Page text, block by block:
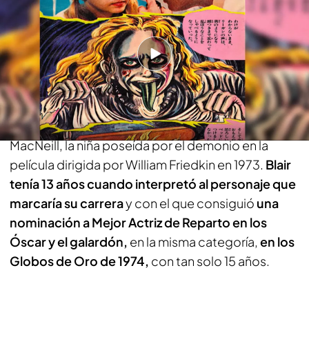
PUEDE INTERESARTE
Ocho curiosidades de la película 'El exorcista':
una revolución rodeada de fenómenos
paranormales
Linda Blair fue la actriz que dio vida a Regan
MacNeill, la niña poseída por el demonio en la
película dirigida por William Friedkin en 1973. Blair
tenía 13 años cuando interpretó al personaje que
marcaría su carreray con el que consiguió una
nominación a Mejor Actriz de Reparto en los
Óscar y el galardón, en la misma categoría, en los
Globos de Oro de 1974, con tan solo 15 años.